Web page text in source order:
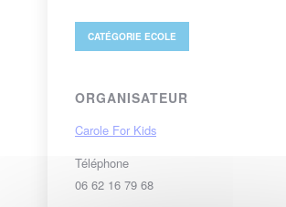
CATÉGORIEECOLE
ORGANISATEUR
Carole For Kids
Téléphone
06 62 16 79 68